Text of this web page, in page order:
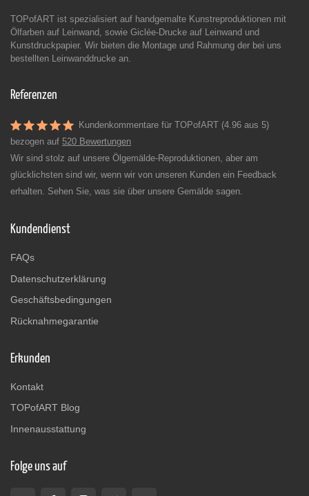
TOPofART ist spezialisiert auf handgemalte Kunstreproduktionen mit
Ölfarben auf Leinwand, sowie Giclée-Drucke auf Leinwand und
Kunstdruckpapier. Wir bieten die Montage und Rahmung der bei uns
bestellten Leinwanddrucke an.
Referenzen
Kundenkommentare für TOPofART (4.96 aus 5)
bezogen auf 520 Bewertungen
Wir sind stolz auf unsere Ölgemälde-Reproduktionen, aber am
glücklichsten sind wir, wenn wir von unseren Kunden ein Feedback
erhalten. Sehen Sie, was sie über unsere Gemälde sagen.
Kundendienst
FAQs
Datenschutzerklärung
Geschäftsbedingungen
Rücknahmegarantie
Erkunden
Kontakt
TOPofART Blog
Innenausstattung
Folge uns auf